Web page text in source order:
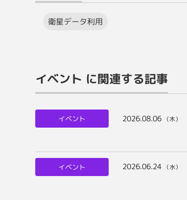
衛星データ利用
イベント に関連する記事
イベント 2026.08.06 （木）
イベント 2026.06.24 （水）